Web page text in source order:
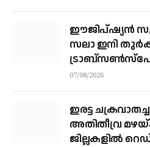
ഈജിപ്ഷ്യന്‍
സലാ ഇനി
07/08/2026
ഇരട്ട
അതിതീവ്ര
ജില്ലകളില്‍